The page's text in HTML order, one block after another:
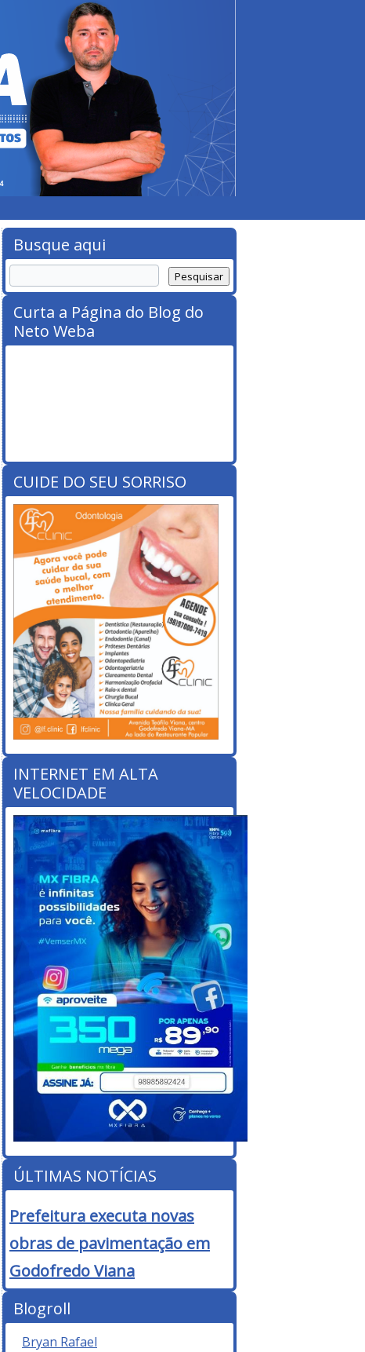
Busque aqui
Curta a Página do Blog do
Neto Weba
CUIDE DO SEU SORRISO
INTERNET EM ALTA
VELOCIDADE
ÚLTIMAS NOTÍCIAS
Prefeitura executa novas
obras de pavimentação em
Godofredo Viana
Blogroll
Bryan Rafael